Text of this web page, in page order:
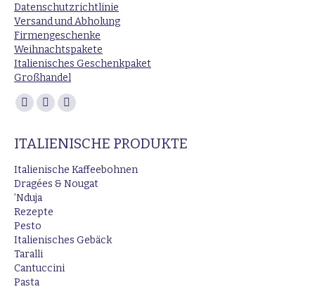
Datenschutzrichtlinie
Versand und Abholung
Firmengeschenke
Weihnachtspakete
Italienisches Geschenkpaket
Großhandel
Finden Sie uns auf:
Facebook
opens
in
new
window
Instagram
opens
in
new
E-
page
opens
in
ITALIENISCHE PRODUKTE
Italienische Kaffeebohnen
Dragées & Nougat
’Nduja
Rezepte
Pesto
Italienisches Gebäck
Taralli
Cantuccini
Pasta